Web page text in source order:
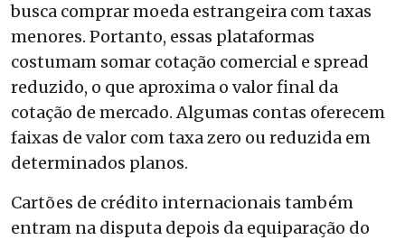
busca comprar moeda estrangeira com taxas
menores. Portanto, essas plataformas
costumam somar cotação comercial e spread
reduzido, o que aproxima o valor final da
cotação de mercado. Algumas contas oferecem
faixas de valor com taxa zero ou reduzida em
determinados planos.
Cartões de crédito internacionais também
entram na disputa depois da equiparação do